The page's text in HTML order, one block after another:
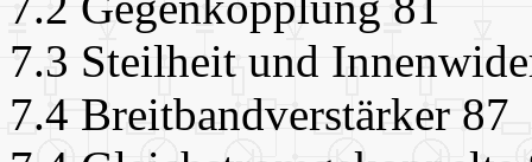
7.3 Steilheit und
7.4 Breitbandverstärker 87